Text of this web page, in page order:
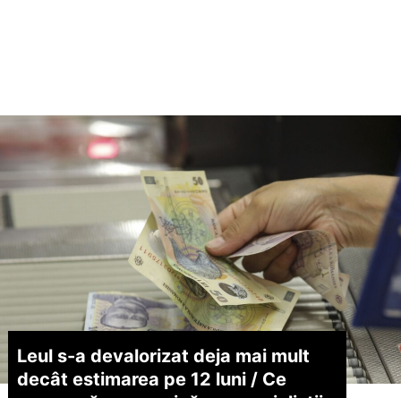
Leul s-a devalorizat deja mai mult
decât estimarea pe 12 luni /Ce